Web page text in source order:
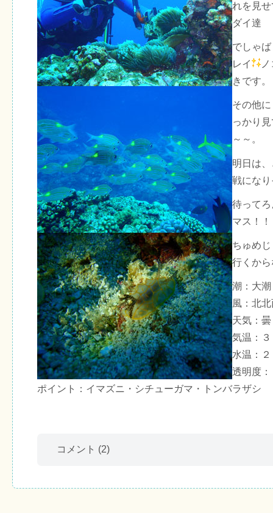
れを見
ダイ達
でしゃ
レイ
きです。
その他
っかり
～～。
明日は
戦にな
待って
マス！！
ちゅめ
行くか
潮：大潮
風：北
天気：
気温：
水温：
透明度
ポイント：イマズニ・シチューガマ・トンバラザシ
コメント (2)